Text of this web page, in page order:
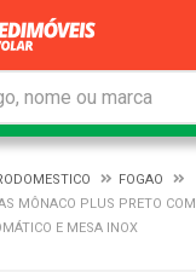
FOGAO
MÔNACO PLUS PRETO COM
E MESA INOX